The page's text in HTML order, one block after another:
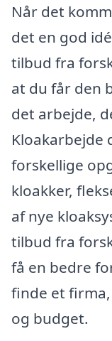
Når det
det en god
tilbud fra
at du får den
det arbejde,
forskellige
kloakker,
af nye
tilbud fra
få en bedre
finde et
og budget.